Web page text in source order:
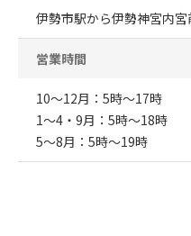
伊勢市駅から伊勢神宮内
営業時間
10～12月：5時～17時
1～4・9月：5時～18時
5～8月：5時～19時